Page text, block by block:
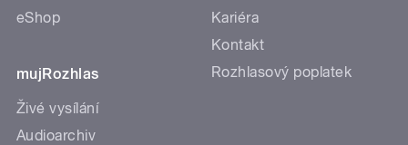
eShop
mujRozhlas
Živé vysílání
Audioarchiv
Kariéra
Kontakt
Rozhlasový poplatek